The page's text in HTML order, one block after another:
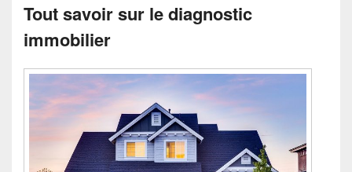
Tout savoir sur le diagnostic
immobilier